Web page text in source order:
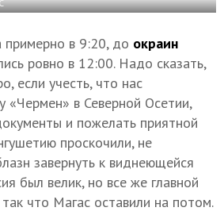
примерно в 9:20, до окраин
ровно в 12:00. Надо сказать,
если учесть, что нас
«Чермен» в Северной Осетии,
и пожелать приятной
проскочили, не
завернуть к виднеющейся
был велик, но все же главной
что Магас оставили на потом.